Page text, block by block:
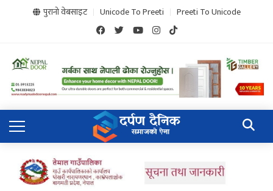
पुरानो वेबसाइट Unicode To Preeti Preeti To Unicode